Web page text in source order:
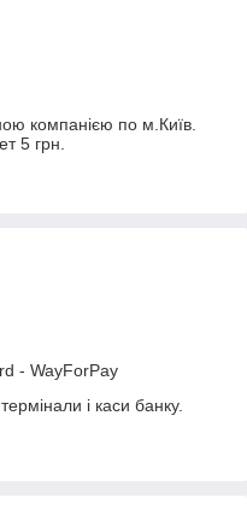
компанією по м.Київ.
5 грн.
- WayForPay
і каси банку.